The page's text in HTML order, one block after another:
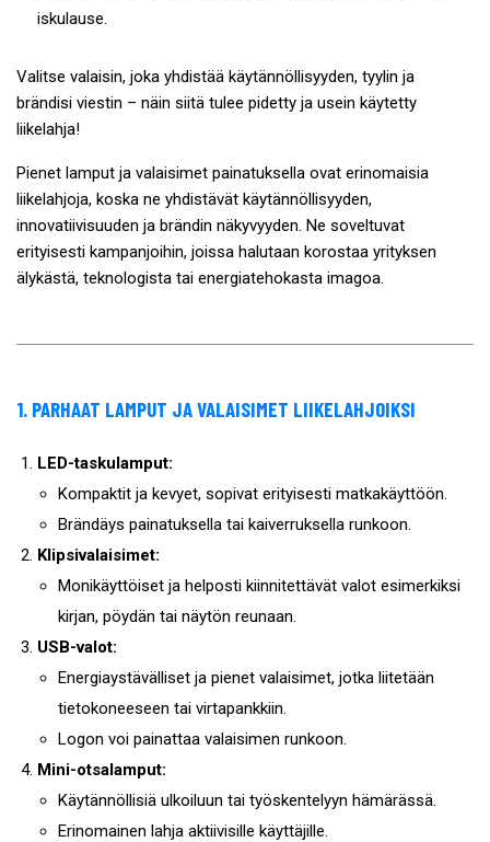
iskulause.
Valitse valaisin, joka yhdistää käytännöllisyyden, tyylin ja
brändisi viestin – näin siitä tulee pidetty ja usein käytetty
liikelahja!
Pienet lamput ja valaisimet painatuksella ovat erinomaisia
liikelahjoja, koska ne yhdistävät käytännöllisyyden,
innovatiivisuuden ja brändin näkyvyyden. Ne soveltuvat
erityisesti kampanjoihin, joissa halutaan korostaa yrityksen
älykästä, teknologista tai energiatehokasta imagoa.
1. PARHAAT LAMPUT JA VALAISIMET LIIKELAHJOIKSI
LED-taskulamput:
Kompaktit ja kevyet, sopivat erityisesti matkakäyttöön.
Brändäys painatuksella tai kaiverruksella runkoon.
Klipsivalaisimet:
Monikäyttöiset ja helposti kiinnitettävät valot esimerkiksi
kirjan, pöydän tai näytön reunaan.
USB-valot:
Energiaystävälliset ja pienet valaisimet, jotka liitetään
tietokoneeseen tai virtapankkiin.
Logon voi painattaa valaisimen runkoon.
Mini-otsalamput:
Käytännöllisiä ulkoiluun tai työskentelyyn hämärässä.
Erinomainen lahja aktiivisille käyttäjille.